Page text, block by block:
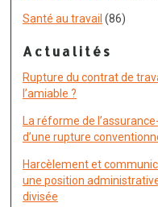
Santé au travail (86)
Actualités
Rupture du contrat de
l’amiable ?
La réforme de
d’une rupture
Harcèlement et
une position
divisée